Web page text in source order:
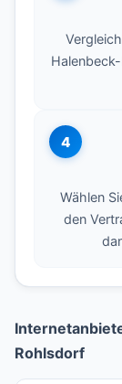
4
Wählen
den
Rohlsdorf